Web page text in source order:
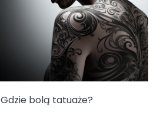
Gdzie bolą tatuaże?